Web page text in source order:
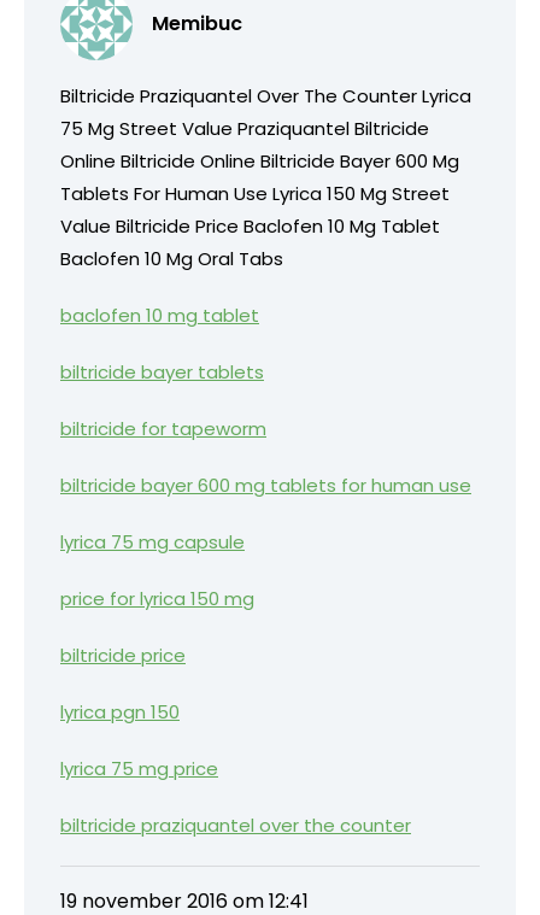
Memibuc
Biltricide Praziquantel Over The Counter Lyrica
75 Mg Street Value Praziquantel Biltricide
Online Biltricide Online Biltricide Bayer 600 Mg
Tablets For Human Use Lyrica 150 Mg Street
Value Biltricide Price Baclofen 10 Mg Tablet
Baclofen 10 Mg Oral Tabs
baclofen 10 mg tablet
biltricide bayer tablets
biltricide for tapeworm
biltricide bayer 600 mg tablets for human use
lyrica 75 mg capsule
price for lyrica 150 mg
biltricide price
lyrica pgn 150
lyrica 75 mg price
biltricide praziquantel over the counter
19 november 2016 om 12:41